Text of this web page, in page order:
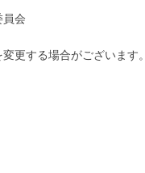
員会
更する場合がございます